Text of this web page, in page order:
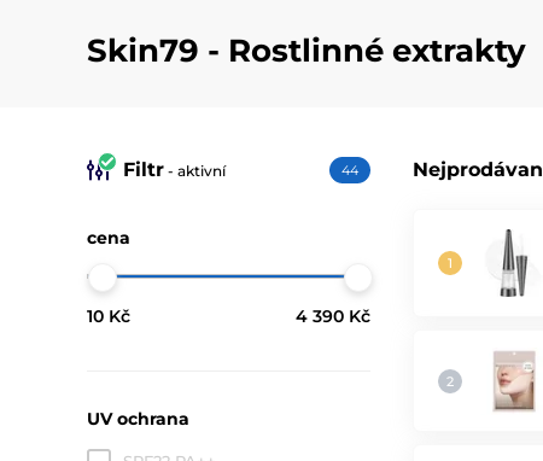
Skin79 - Rostlinné extrakty
Filtr - aktivní 44
cena
10 Kč 4 390 Kč
UV ochrana